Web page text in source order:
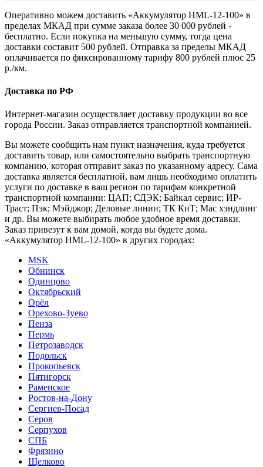
Оперативно можем доставить «Аккумулятор HML-12-100» в
пределах МКАД при сумме заказа более 30 000 рублей -
бесплатно. Если покупка на меньшую сумму, тогда цена
доставки составит 500 рублей. Отправка за пределы МКАД
оплачивается по фиксированному тарифу 800 рублей плюс 25
р./км.
Доставка по РФ
Интернет-магазин осуществляет доставку продукции во все
города России. Заказ отправляется транспортной компанией.
Вы можете сообщить нам пункт назначения, куда требуется
доставить товар, или самостоятельно выбрать транспортную
компанию, которая отправит заказ по указанному адресу. Сама
доставка является бесплатной, вам лишь необходимо оплатить
услуги по доставке в ваш регион по тарифам конкретной
транспортной компании: ЦАП; СДЭК; Байкал сервис; ИР-
Траст; Пэк; Мэйджор; Деловые линии; ТК КиТ; Мас хэндлинг
и др. Вы можете выбирать любое удобное время доставки.
Заказ привезут к вам домой, когда вы будете дома.
«Аккумулятор HML-12-100» в других городах:
MSK
Обнинск
Одинцово
Октябрьский
Орёл
Орехово-Зуево
Пенза
Пермь
Петрозаводск
Подольск
Прокопьевск
Пятигорск
Раменское
Ростов-на-Дону
Сергиев-Посад
Серов
Серпухов
СПБ
Фрязино
Щелково